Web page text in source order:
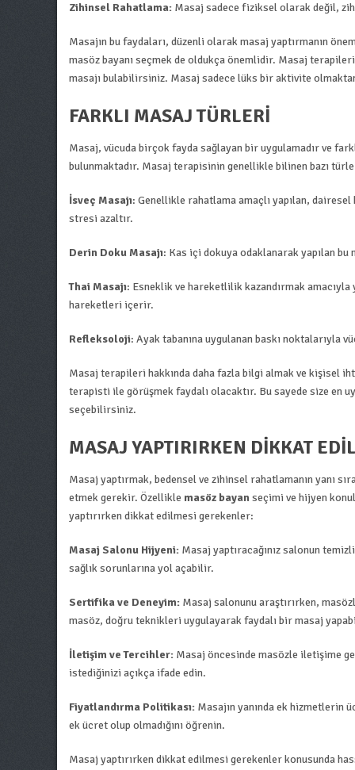
Zihinsel Rahatlama: Masaj sadece fiziksel olarak değil,
Masajın bu faydaları, düzenli olarak masaj yaptırmanın
masöz bayanı seçmek de oldukça önemlidir. Masaj
masajı bulabilirsiniz. Masaj sadece lüks bir aktivite
FARKLI MASAJ TÜRLERI
Masaj, vücuda birçok fayda sağlayan bir uygulamadır ve
bulunmaktadır. Masaj terapisinin genellikle bilinen bazı
İsveç Masajı: Genellikle rahatlama amaçlı yapılan,
stresi azaltır.
Derin Doku Masajı: Kas içi dokuya odaklanarak yapılan
Thai Masajı: Esneklik ve hareketlilik kazandırmak
hareketleri içerir.
Refleksoloji: Ayak tabanına uygulanan baskı
Masaj terapileri hakkında daha fazla bilgi almak ve kişisel
terapisti ile görüşmek faydalı olacaktır. Bu sayede size en
seçebilirsiniz.
MASAJ YAPTIRIRKEN DIKKAT
Masaj yaptırmak, bedensel ve zihinsel rahatlamanın yanı
etmek gerekir. Özellikle masöz bayanseçimi ve hijyen
yaptırırken dikkat edilmesi gerekenler:
Masaj Salonu Hijyeni: Masaj yaptıracağınız salonun
sağlık sorunlarına yol açabilir.
Sertifika ve Deneyim: Masaj salonunu araştırırken,
masöz, doğru teknikleri uygulayarak faydalı bir masaj
İletişim ve Tercihler: Masaj öncesinde masözle iletişime
istediğinizi açıkça ifade edin.
Fiyatlandırma Politikası: Masajın yanında ek
ek ücret olup olmadığını öğrenin.
Masaj yaptırırken dikkat edilmesi gerekenler konusunda